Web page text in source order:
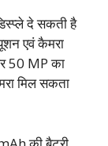
दे सकती है
एवं कैमरा
50 MP का
मिल सकता